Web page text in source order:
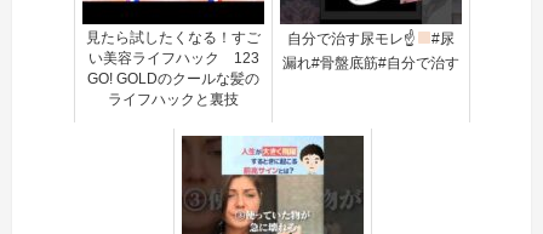
見たら試したくなる！すご
い美容ライフハック 123
GO! GOLDのクールな髪の
ライフハックと裏技
自分で治す尿モレ☝
#尿
漏れ#骨盤底筋#自分で治す